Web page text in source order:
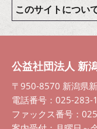
このサイトについ
公益社団法人 新
〒950-8570 新潟県
電話番号：025-283-
ファックス番号：